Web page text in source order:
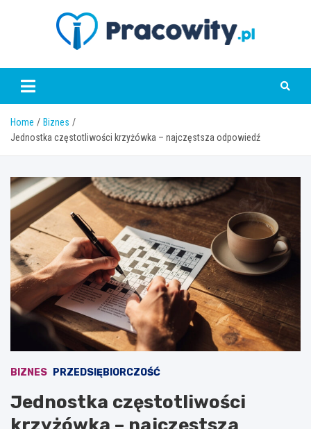
pracowity.pl
Home
Biznes
Jednostka częstotliwości krzyżówka – najczęstsza odpowiedź
BIZNES PRZEDSIĘBIORCZOŚĆ
Jednostka częstotliwości